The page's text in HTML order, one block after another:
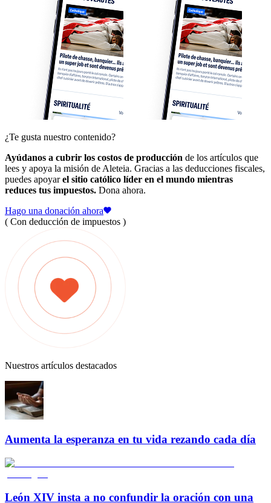
¿Te gusta nuestro contenido?
Ayúdanos a cubrir los costos de producción de los artículos que
lees y apoya la misión de Aleteia. Gracias a las deducciones fiscales,
puedes apoyarel sitio católico líder en el mundo mientras
reduces tus impuestos. Dona ahora.
Hago una donación ahora
( Con deducción de impuestos )
Nuestros artículos destacados
Aumenta la esperanza en tu vida rezando cada día
León XIV insta a no confundir la oración con una